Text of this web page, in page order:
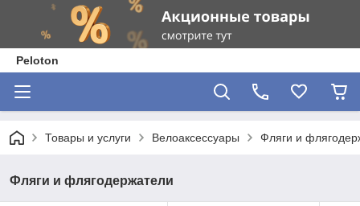
Peloton
Товары и услуги Велоаксессуары Фляги и
Фляги и флягодержатели